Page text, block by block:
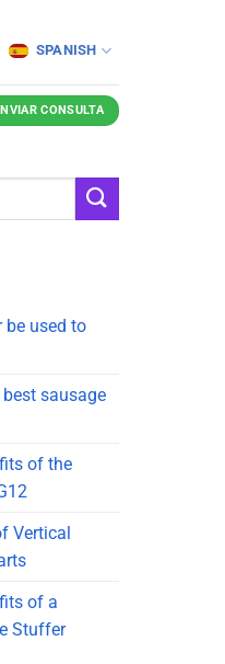
SPANISH
CONSULTA
be used to
sausage
of the
Vertical
of a
Stuffer